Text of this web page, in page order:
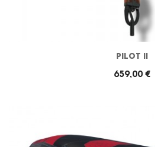
PILOT II
659,00 €